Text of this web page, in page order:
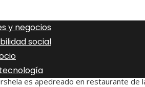
y negocios
social
es apedreado en restaurante de